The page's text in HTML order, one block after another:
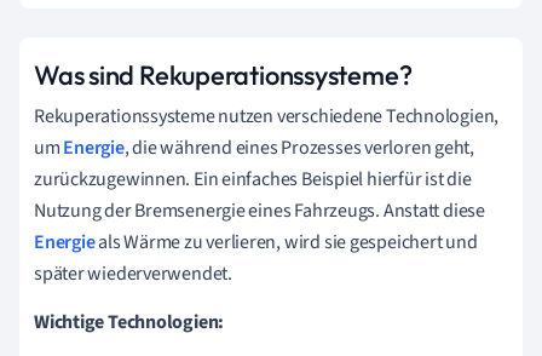
Was sind Rekuperationssysteme?
Rekuperationssysteme nutzen verschiedene Technologien,
umEnergie, die während eines Prozesses verloren geht,
zurückzugewinnen. Ein einfaches Beispiel hierfür ist die
Nutzung der Bremsenergie eines Fahrzeugs. Anstatt diese
Energieals Wärme zu verlieren, wird sie gespeichert und
später wiederverwendet.
Wichtige Technologien: